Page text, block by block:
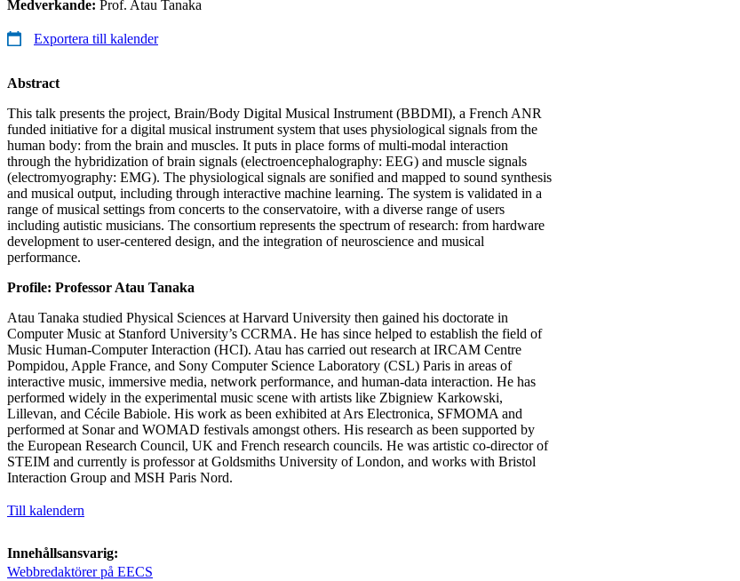
Medverkande: Prof. Atau Tanaka
Exportera till kalender
Abstract
This talk presents the project, Brain/Body Digital Musical Instrument (BBDMI), a French ANR
funded initiative for a digital musical instrument system that uses physiological signals from the
human body: from the brain and muscles. It puts in place forms of multi-modal interaction
through the hybridization of brain signals (electroencephalography: EEG) and muscle signals
(electromyography: EMG). The physiological signals are sonified and mapped to sound synthesis
and musical output, including through interactive machine learning. The system is validated in a
range of musical settings from concerts to the conservatoire, with a diverse range of users
including autistic musicians. The consortium represents the spectrum of research: from hardware
development to user-centered design, and the integration of neuroscience and musical
performance.
Profile: Professor Atau Tanaka
Atau Tanaka studied Physical Sciences at Harvard University then gained his doctorate in
Computer Music at Stanford University’s CCRMA. He has since helped to establish the field of
Music Human-Computer Interaction (HCI). Atau has carried out research at IRCAM Centre
Pompidou, Apple France, and Sony Computer Science Laboratory (CSL) Paris in areas of
interactive music, immersive media, network performance, and human-data interaction. He has
performed widely in the experimental music scene with artists like Zbigniew Karkowski,
Lillevan, and Cécile Babiole. His work as been exhibited at Ars Electronica, SFMOMA and
performed at Sonar and WOMAD festivals amongst others. His research as been supported by
the European Research Council, UK and French research councils. He was artistic co-director of
STEIM and currently is professor at Goldsmiths University of London, and works with Bristol
Interaction Group and MSH Paris Nord.
Till kalendern
Innehållsansvarig:
Webbredaktörer på EECS